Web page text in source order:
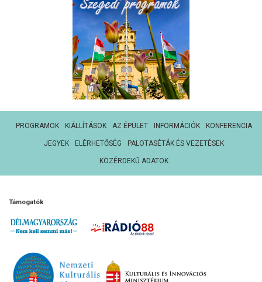
PROGRAMOK KIÁLLÍTÁSOK AZ ÉPÜLET INFORMÁCIÓK KONFERENCIA
JEGYEK ELÉRHETŐSÉG PALOTASÉTÁK ÉS VEZETÉSEK
KÖZÉRDEKŰ ADATOK
Támogatók